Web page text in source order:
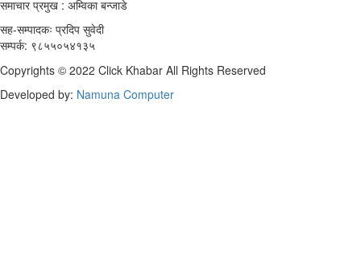
समाचार प्रमुख : अम्विका बन्जाडे
सह-सम्पादकः प्रदिप सुवेदी
सम्पर्क: ९८५५०५४१३५
Copyrights © 2022 Click Khabar All Rights Reserved
Developed by: Namuna Computer